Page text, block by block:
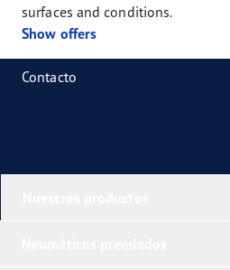
surfaces and conditions.
Show offers
Contacto